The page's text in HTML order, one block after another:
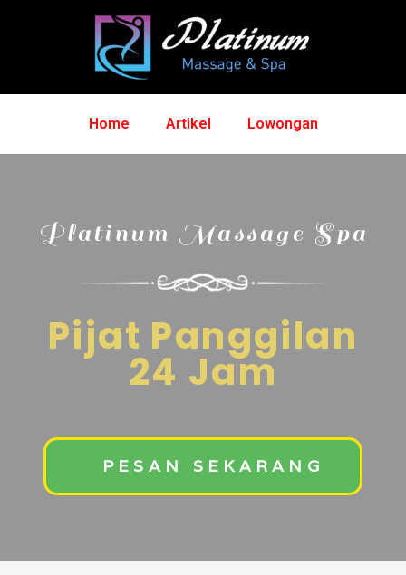
Home Artikel Lowongan
Platinum Massage Spa
Pijat Panggilan
24 Jam
PESAN SEKARANG